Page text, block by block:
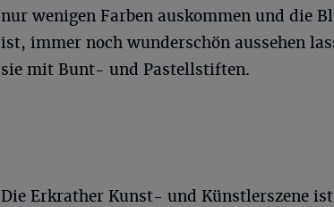
nur wenigen Farben auskommen und die
ist, immer noch wunderschön aussehen
sie mit Bunt- und Pastellstiften.
Die Erkrather Kunst- und Künstlerszene